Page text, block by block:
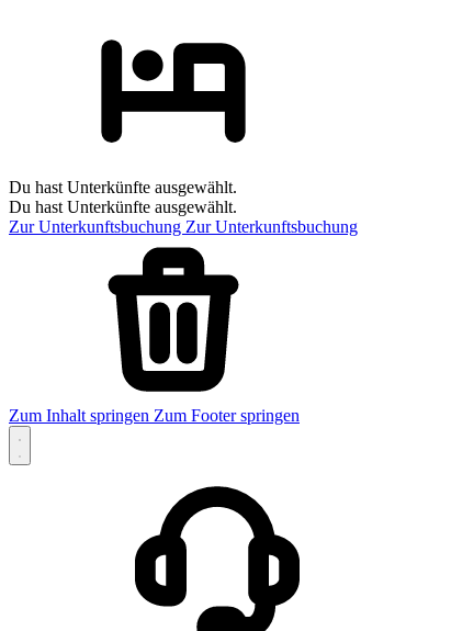
Du hast Unterkünfte ausgewählt.
Du hast Unterkünfte ausgewählt.
Zur Unterkunftsbuchung Zur Unterkunftsbuchung
Zum Inhalt springen Zum Footer springen